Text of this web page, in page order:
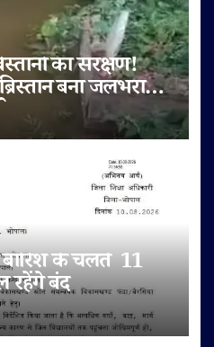
का संरक्षण!
बना जलभराव
जाना हुआ दुश्वार
बारिश के चलते 11
रहेंगे बंद